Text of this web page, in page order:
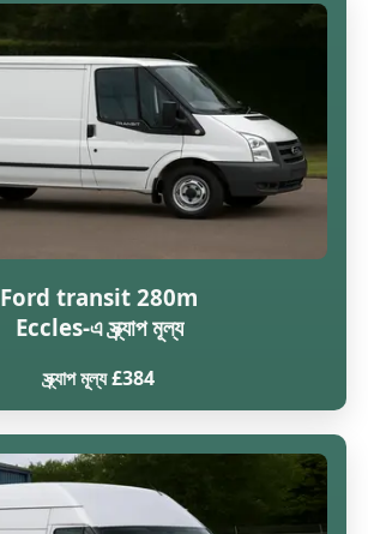
Ford transit 280m
Eccles-এ স্ক্র্যাপ মূল্য
স্ক্র্যাপ মূল্য £384